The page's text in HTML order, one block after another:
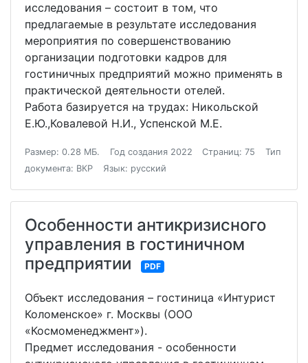
исследования – состоит в том, что
предлагаемые в результате исследования
мероприятия по совершенствованию
организации подготовки кадров для
гостиничных предприятий можно применять в
практической деятельности отелей.
Работа базируется на трудах: Никольской
Е.Ю.,Ковалевой Н.И., Успенской М.Е.
Размер: 0.28 МБ. Год создания 2022 Страниц: 75
Тип
документа: ВКР
Язык: русский
Особенности антикризисного
управления в гостиничном
предприятии
PDF
Объект исследования – гостиница «Интурист
Коломенское» г. Москвы (ООО
«Космоменеджмент»).
Предмет исследования - особенности